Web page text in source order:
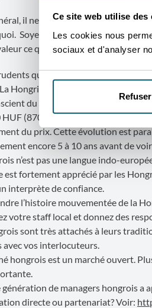
Ce site web utilise des
Les cookies nous
sociaux et d'analyser
Refuser
il ne faut pas sous-estimer la
Soyez bien au fait de vos
ce qui vous distingue de vos
quand vous comparez la
Hongrie est bel et bien un pays
du fait que en 2025 le salaire
(870 EUR). Partant de ce
du prix. Cette évolution est
encore 5 à 10 ans avant de
n’est pas une langue indo-
est fortement apprécié par les
interprète de confiance.
l’histoire mouvementée de la
votre staff local et donnez des
sont très attachés à leurs
avec vos interlocuteurs.
hongrois est un marché ouvert.
génération de managers hongrois a
directe ou partenariat? Voir: